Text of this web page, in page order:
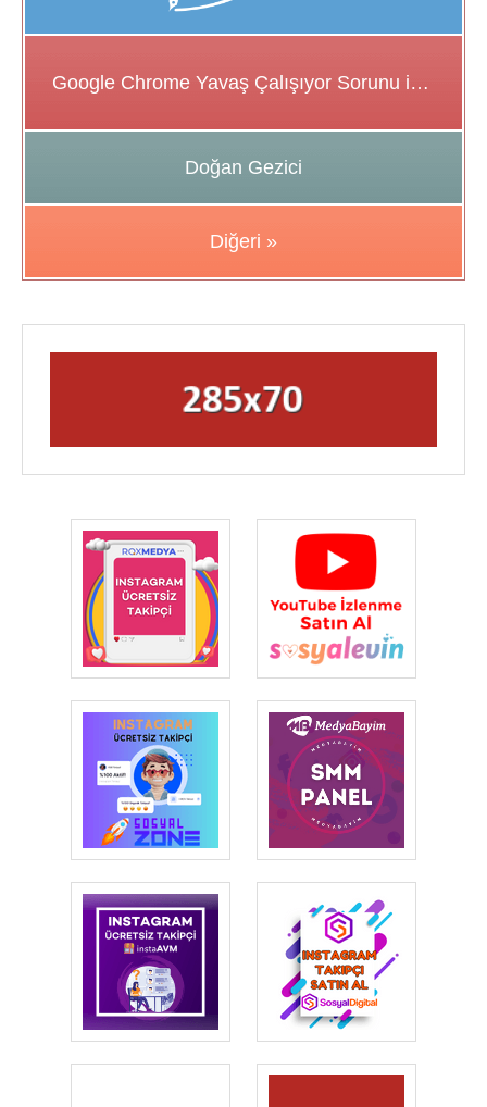
Google Chrome Yavaş Çalışıyor Sorunu için Çözüm Önerileri
Doğan Gezici
Diğeri »